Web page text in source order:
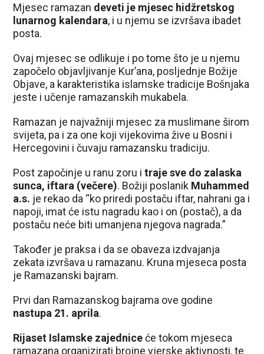
Mjesec ramazan deveti je mjesec hidžretskog
lunarnog kalendara, i u njemu se izvršava ibadet
posta.
Ovaj mjesec se odlikuje i po tome što je u njemu
započelo objavljivanje Kur’ana, posljednje Božije
Objave, a karakteristika islamske tradicije Bošnjaka
jeste i učenje ramazanskih mukabela.
Ramazan je najvažniji mjesec za muslimane širom
svijeta, pa i za one koji vijekovima žive u Bosni i
Hercegovini i čuvaju ramazansku tradiciju.
Post započinje u ranu zoru itraje sve do zalaska
sunca, iftara (večere). Božiji poslanik Muhammed
a.s. je rekao da “ko priredi postaču iftar, nahrani ga i
napoji, imat će istu nagradu kao i on (postač), a da
postaču neće biti umanjena njegova nagrada.”
Također je praksa i da se obaveza izdvajanja
zekata izvršava u ramazanu. Kruna mjeseca posta
je Ramazanski bajram.
Prvi dan Ramazanskog bajrama ove godine
nastupa 21. aprila.
Rijaset Islamske zajedniceće tokom mjeseca
ramazana organizirati brojne vjerske aktivnosti, te